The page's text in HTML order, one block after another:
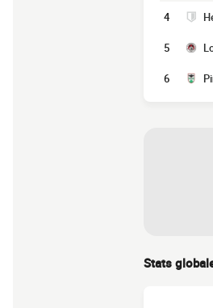
4
5
6
Stats